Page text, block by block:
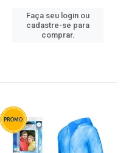
Faça seu login ou
cadastre-se para
comprar.